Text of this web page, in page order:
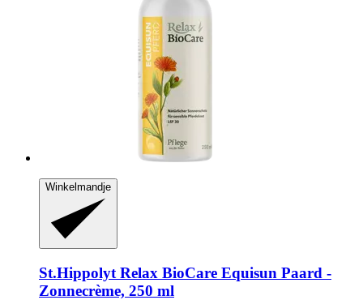
Winkelmandje
St.Hippolyt Relax BioCare Equisun Paard -​
Zonnecrème, 250 ml